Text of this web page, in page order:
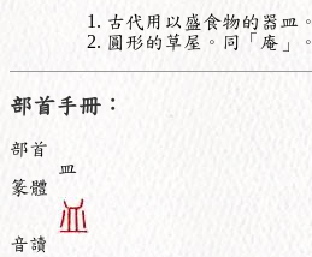
古代用以盛食物的器皿。
圓形的草屋。同「庵」。
部首手冊：
部首
皿
篆體
音讀